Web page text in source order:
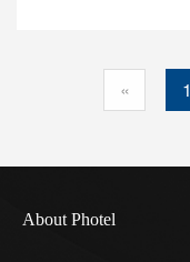
« 1
About Photel